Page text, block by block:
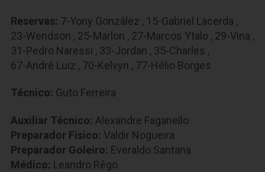
Reservas: 7-Yony González , 15-Gabriel Lacerda ,
23-Wendson , 25-Marlon , 27-Marcos Ytalo , 29-Vina ,
31-Pedro Naressi , 33-Jordan , 35-Charles ,
67-André Luiz , 70-Kelvyn , 77-Hélio Borges
Técnico: Guto Ferreira
Auxiliar Técnico: Alexandre Faganello
Preparador Fisico: Valdir Nogueira
Preparador Goleiro: Everaldo Santana
Médico: Leandro Rêgo